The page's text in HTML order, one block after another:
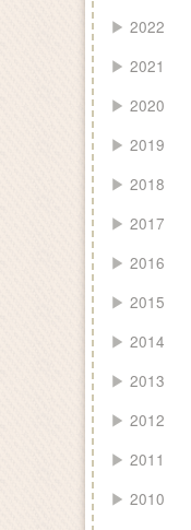
▶ 2022
▶ 2021
▶ 2020
▶ 2019
▶ 2018
▶ 2017
▶ 2016
▶ 2015
▶ 2014
▶ 2013
▶ 2012
▶ 2011
▶ 2010